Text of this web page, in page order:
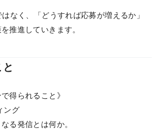
なく、「どうすれば応募が増えるか」
推進していきます。
得られること》
ング
る発信とは何か。